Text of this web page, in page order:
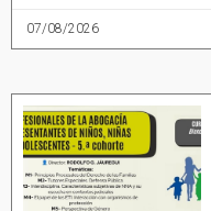
07/08/2026